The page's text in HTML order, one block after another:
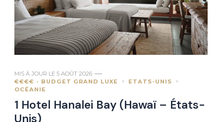
MIS À JOUR LE 5 AOÛT 2026
€€€€ - BUDGET GRAND LUXE
ETATS-UNIS
OCÉANIE
1 Hotel Hanalei Bay (Hawaï – États-
Unis)